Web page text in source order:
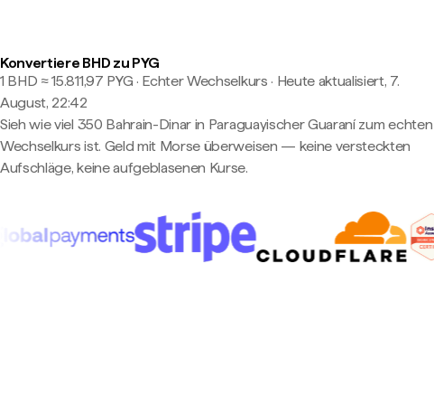
Konvertiere BHD zu PYG
1 BHD ≈ 15.811,97 PYG · Echter Wechselkurs · Heute aktualisiert, 7.
August, 22:42
Sieh wie viel 350 Bahrain-Dinar in Paraguayischer Guaraní zum echten
Wechselkurs ist. Geld mit Morse überweisen — keine versteckten
Aufschläge, keine aufgeblasenen Kurse.